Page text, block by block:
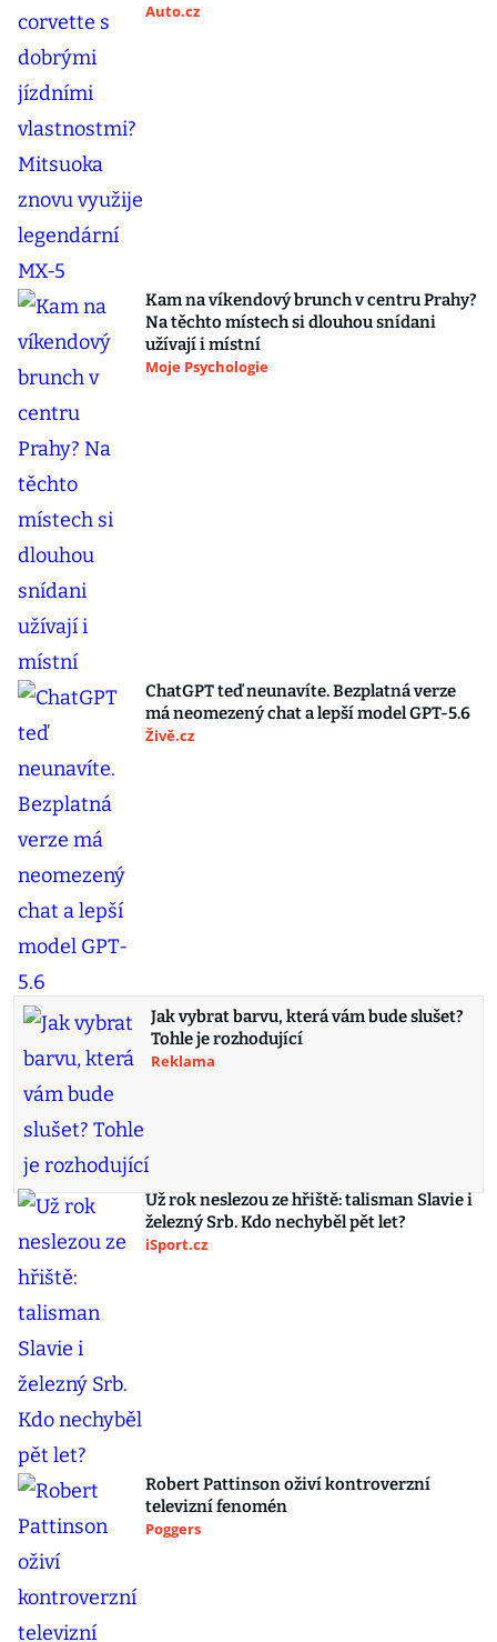
Auto.cz
Kam na víkendový brunch v centru Prahy?
Na těchto místech si dlouhou snídani
užívají i místní
Moje Psychologie
ChatGPT teď neunavíte. Bezplatná verze
má neomezený chat a lepší model GPT-5.6
Živě.cz
Jak vybrat barvu, která vám bude slušet?
Tohle je rozhodující
Reklama
Už rok neslezou ze hřiště: talisman Slavie i
železný Srb. Kdo nechyběl pět let?
iSport.cz
Robert Pattinson oživí kontroverzní
televizní fenomén
Poggers